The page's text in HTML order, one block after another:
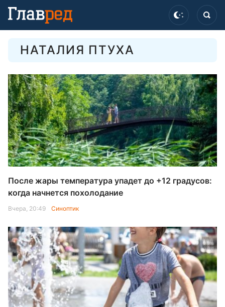
НАТАЛИЯ ПТУХА
После жары температура упадет до +12 градусов:
когда начнется похолодание
Вчера, 20:49 Синоптик